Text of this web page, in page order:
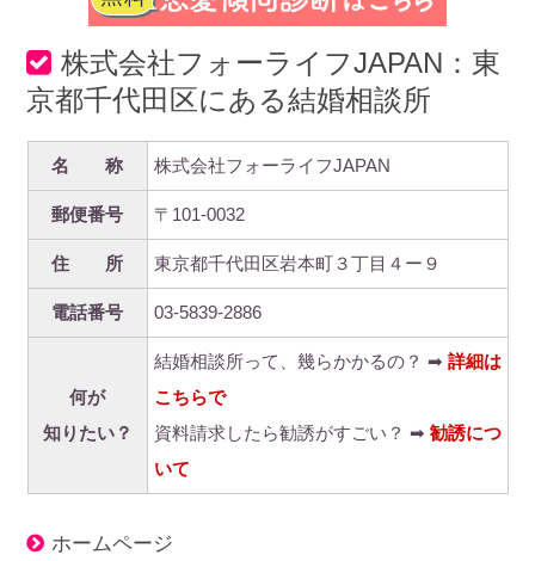
株式会社フォーライフJAPAN：東
京都千代田区にある結婚相談所
名 称 株式会社フォーライフJAPAN
郵便番号 〒101-0032
住 所 東京都千代田区岩本町３丁目４ー９
電話番号 03-5839-2886
何が
知りたい？
結婚相談所って、幾らかかるの？ ➡ 詳細は
こちらで
資料請求したら勧誘がすごい？ ➡ 勧誘につ
いて
ホームページ